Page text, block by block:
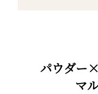
パウダー
マ